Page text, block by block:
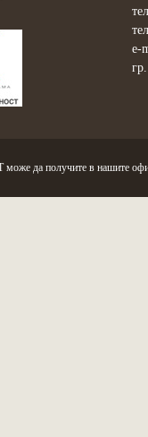
e-
може да получите в нашите